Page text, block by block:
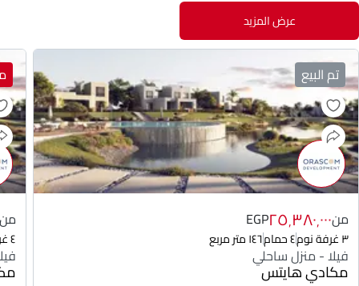
عرض المزيد
تم البيع
من٢٥٬٣٨٠٬٠٠٠EGP
٣ غرفة نوم ٤ حمام ١٤٦ متر مربع
فيلا - منزل ساحلي
مكادي هايتس
من
٤ غرفة نوم